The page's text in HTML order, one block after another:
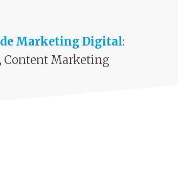
Marketing Digital:
Content Marketing